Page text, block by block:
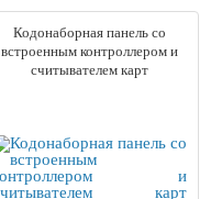
Кодонаборная панель со
встроенным контроллером и
считывателем карт